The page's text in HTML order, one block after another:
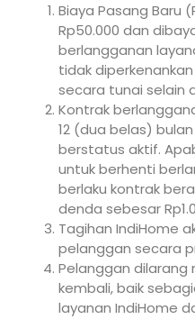
Biaya Pasang Baru
Rp50.000 dan
berlangganan
tidak
secara tunai selain
Kontrak
12 (dua belas)
berstatus aktif.
untuk berhenti
berlaku kontrak
denda sebesar
Tagihan IndiHome
pelanggan secara
Pelanggan dilarang
kembali, baik
layanan IndiHome